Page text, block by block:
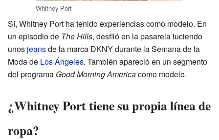
Whitney Port
Sí, Whitney Port ha tenido experiencias como modelo. En
un episodio de The Hills, desfiló en la pasarela luciendo
unos jeansde la marca DKNY durante la Semana de la
Moda de Los Ángeles. También apareció en un segmento
del programa Good Morning Americacomo modelo.
¿Whitney Port tiene su propia línea de
ropa?